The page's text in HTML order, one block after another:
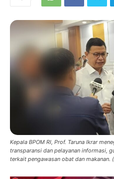
Kepala BPOM RI, Prof. Taruna Ikrar
transparansi dan pelayanan informasi,
terkait pengawasan obat dan makanan.